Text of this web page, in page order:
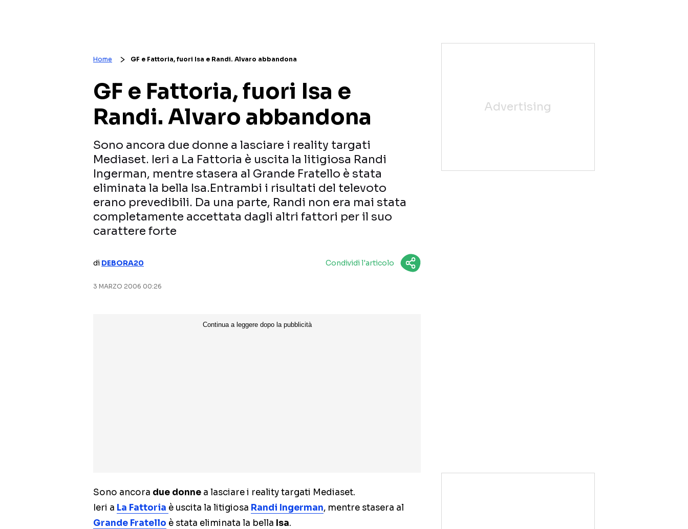
Home GF e Fattoria, fuori Isa e Randi. Alvaro abbandona
GF e Fattoria, fuori Isa e
Randi. Alvaro abbandona
Sono ancora due donne a lasciare i reality targati
Mediaset. Ieri a La Fattoria è uscita la litigiosa Randi
Ingerman, mentre stasera al Grande Fratello è stata
eliminata la bella Isa.Entrambi i risultati del televoto
erano prevedibili. Da una parte, Randi non era mai stata
completamente accettata dagli altri fattori per il suo
carattere forte
di DEBORA20 Condividi l'articolo
3 MARZO 2006 00:26
Sono ancora due donne a lasciare i reality targati Mediaset.
Ieri a La Fattoria è uscita la litigiosa Randi Ingerman, mentre stasera al
Grande Fratello è stata eliminata la bella Isa.